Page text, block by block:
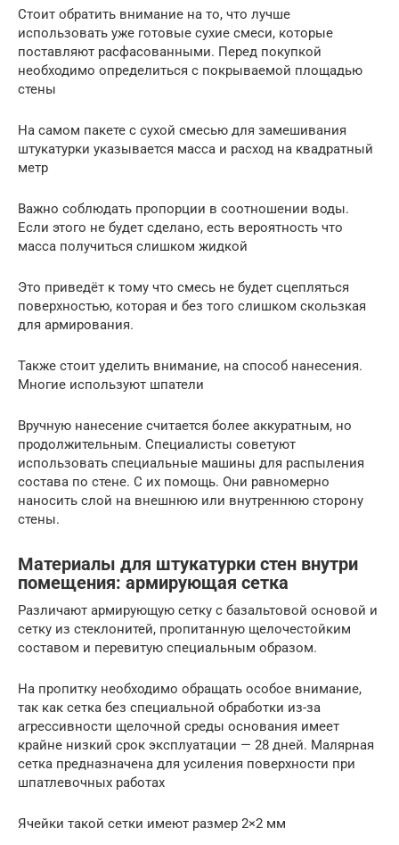
Стоит обратить внимание на то, что лучше
использовать уже готовые сухие смеси, которые
поставляют расфасованными. Перед покупкой
необходимо определиться с покрываемой площадью
стены
На самом пакете с сухой смесью для замешивания
штукатурки указывается масса и расход на квадратный
метр
Важно соблюдать пропорции в соотношении воды.
Если этого не будет сделано, есть вероятность что
масса получиться слишком жидкой
Это приведёт к тому что смесь не будет сцепляться
поверхностью, которая и без того слишком скользкая
для армирования.
Также стоит уделить внимание, на способ нанесения.
Многие используют шпатели
Вручную нанесение считается более аккуратным, но
продолжительным. Специалисты советуют
использовать специальные машины для распыления
состава по стене. С их помощь. Они равномерно
наносить слой на внешнюю или внутреннюю сторону
стены.
Материалы для штукатурки стен внутри
помещения: армирующая сетка
Различают армирующую сетку с базальтовой основой и
сетку из стеклонитей, пропитанную щелочестойким
составом и перевитую специальным образом.
На пропитку необходимо обращать особое внимание,
так как сетка без специальной обработки из-за
агрессивности щелочной среды основания имеет
крайне низкий срок эксплуатации — 28 дней. Малярная
сетка предназначена для усиления поверхности при
шпатлевочных работах
Ячейки такой сетки имеют размер 2×2 мм